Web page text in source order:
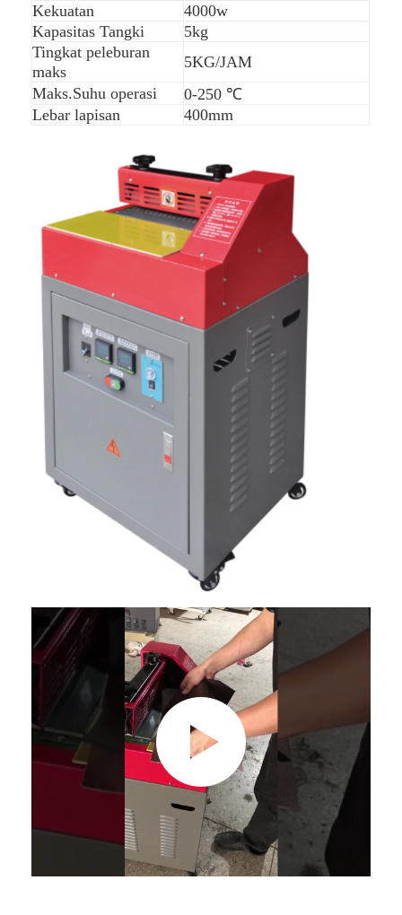
Video
Tentang kami
Kontrol kualitas
Hubungi kami
Kasus
Laser cutting mesin
Memotong baja aturan
Kekuatan
4000w
Kapasitas Tangki
5kg
Tingkat peleburan
maks
5KG/JAM
Maks.Suhu operasi
0-250 ℃
Lebar lapisan
400mm